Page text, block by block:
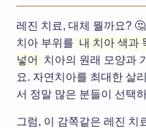
레진 치료, 대체 뭘까요?
치아 부위를 내 치아 색과
넣어
치아의 원래 모양과
요. 자연치아를 최대한 살
서 정말 많은 분들이 선택
그럼, 이 감쪽같은 레진 치